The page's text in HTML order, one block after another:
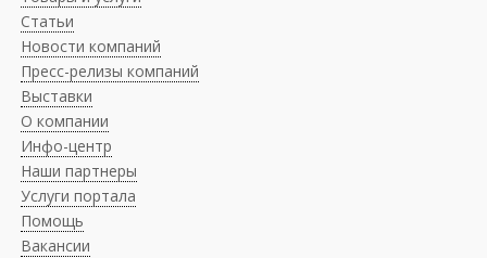
Статьи
Новости компаний
Пресс-релизы компаний
Выставки
О компании
Инфо-центр
Наши партнеры
Услуги портала
Помощь
Вакансии